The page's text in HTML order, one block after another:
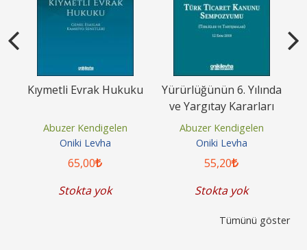
Kıymetli Evrak Hukuku
Abuzer Kendigelen
Oniki Levha
65,00
Stokta yok
Yürürlüğünün 6. Yılında
ve Yargıtay Kararları
Işığında Türk Ticaret...
Abuzer Kendigelen
Oniki Levha
55,20
Stokta yok
Tümünü göster